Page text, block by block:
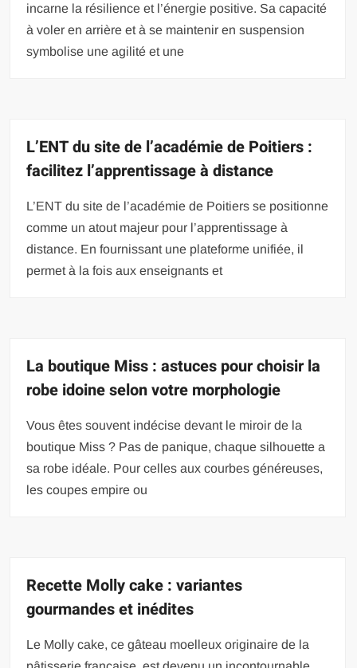
incarne la résilience et l’énergie positive. Sa capacité
à voler en arrière et à se maintenir en suspension
symbolise une agilité et une
L’ENT du site de l’académie de Poitiers :
facilitez l’apprentissage à distance
L’ENT du site de l’académie de Poitiers se positionne
comme un atout majeur pour l’apprentissage à
distance. En fournissant une plateforme unifiée, il
permet à la fois aux enseignants et
La boutique Miss : astuces pour choisir la
robe idoine selon votre morphologie
Vous êtes souvent indécise devant le miroir de la
boutique Miss ? Pas de panique, chaque silhouette a
sa robe idéale. Pour celles aux courbes généreuses,
les coupes empire ou
Recette Molly cake : variantes
gourmandes et inédites
Le Molly cake, ce gâteau moelleux originaire de la